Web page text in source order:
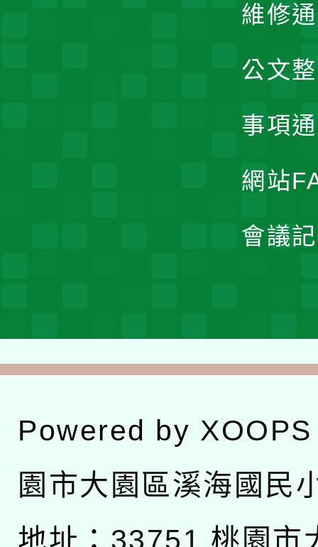
維修
公文
事項
網站
會議
Powered by XOOPS
園市大園區溪海國民
地址： 33751 桃園市